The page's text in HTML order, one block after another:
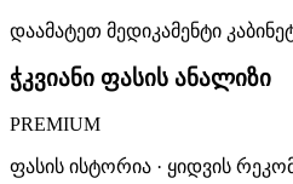
დაამატეთ მედიკამენტი
ჭკვიანი ფასის ანალიზი
PREMIUM
ფასის ისტორია · ყიდვის